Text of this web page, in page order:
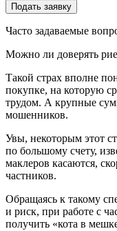
Часто задаваемые
Можно ли доверять
Такой страх вполне
покупке, на которую
трудом. А крупные
мошенников.
Увы, некоторым этот
по большому счету,
маклеров касаются,
частников.
Обращаясь к такому
и риск, при работе с
получить «кота в